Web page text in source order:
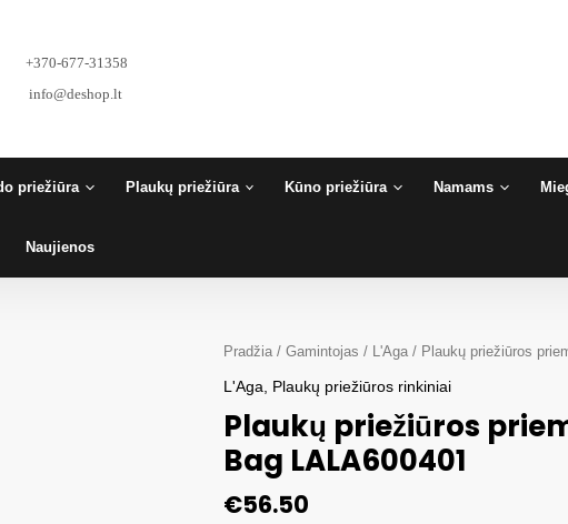
+370-677-31358
info@deshop.lt
priežiūra Plaukų priežiūra Kūno priežiūra Namams
Naujienos
Pradžia /Gamintojas / L'Aga / Plaukų priežiūros
L'Aga Plaukų priežiūros rinkiniai
Plaukų priežiūros
Bag LALA600401
€56.50